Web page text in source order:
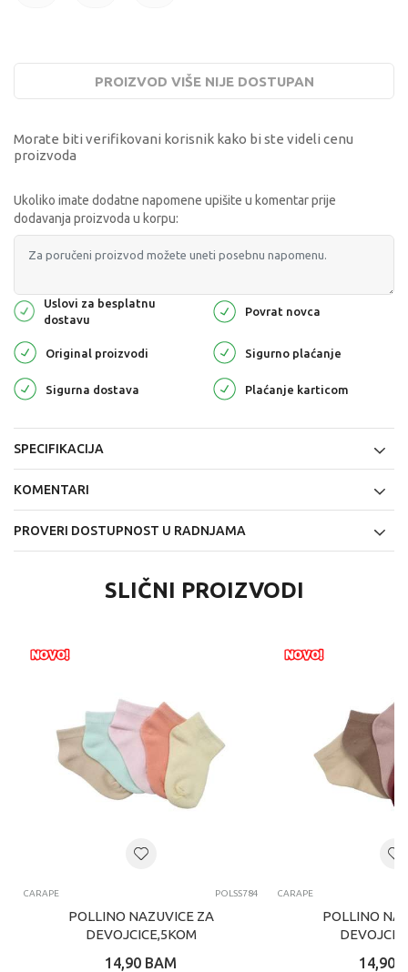
PROIZVOD VIŠE NIJE DOSTUPAN
Morate biti verifikovani korisnik kako bi ste videli cenu
proizvoda
Ukoliko imate dodatne napomene upišite u komentar prije
dodavanja proizvoda u korpu:
Uslovi za besplatnu
dostavu
Povrat novca
Original proizvodi Sigurno plaćanje
Sigurna dostava Plaćanje karticom
SPECIFIKACIJA
KOMENTARI
PROVERI DOSTUPNOST U RADNJAMA
SLIČNI PROIZVODI
CARAPE POLSS784
POLLINO NAZUVICE ZA
DEVOJCICE,5KOM
14,90 BAM
CARAPE
POLLINO
14,90